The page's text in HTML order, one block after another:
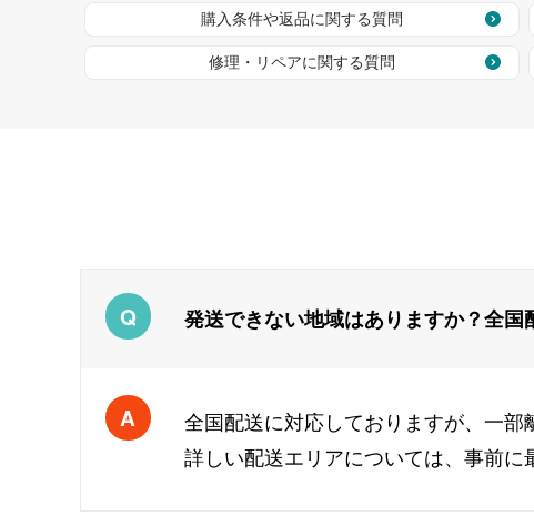
購入条件や返品に関する質問
修理・リペアに関する質問
発送できない地域はありますか？全国
全国配送に対応しておりますが、一部
詳しい配送エリアについては、事前に